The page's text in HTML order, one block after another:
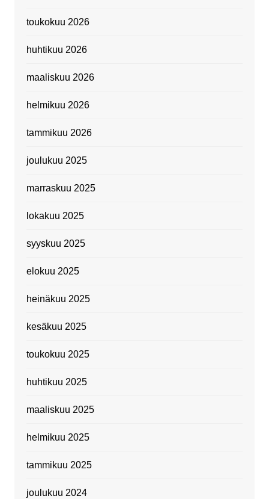
toukokuu 2026
huhtikuu 2026
maaliskuu 2026
helmikuu 2026
tammikuu 2026
joulukuu 2025
marraskuu 2025
lokakuu 2025
syyskuu 2025
elokuu 2025
heinäkuu 2025
kesäkuu 2025
toukokuu 2025
huhtikuu 2025
maaliskuu 2025
helmikuu 2025
tammikuu 2025
joulukuu 2024